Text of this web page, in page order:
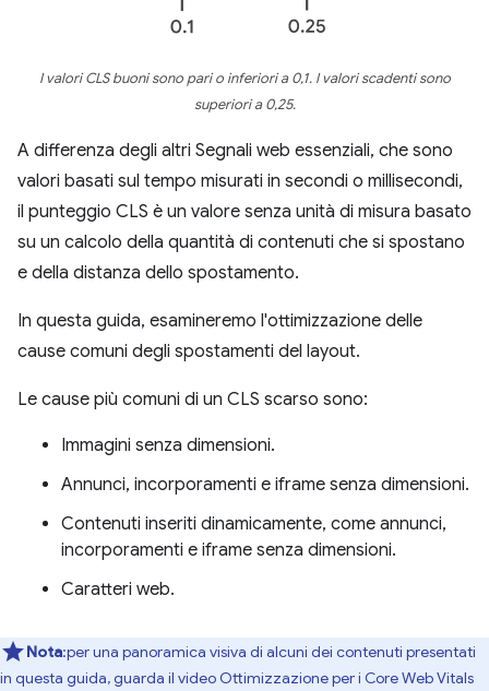
I valori CLS buoni sono pari o inferiori a 0,1. I valori scadenti sono
superiori a 0,25.
A differenza degli altri Segnali web essenziali, che sono
valori basati sul tempo misurati in secondi o millisecondi,
il punteggio CLS è un valore senza unità di misura basato
su un calcolo della quantità di contenuti che si spostano
e della distanza dello spostamento.
In questa guida, esamineremo l'ottimizzazione delle
cause comuni degli spostamenti del layout.
Le cause più comuni di un CLS scarso sono:
Immagini senza dimensioni.
Annunci, incorporamenti e iframe senza dimensioni.
Contenuti inseriti dinamicamente, come annunci,
incorporamenti e iframe senza dimensioni.
Caratteri web.
Nota:per una panoramica visiva di alcuni dei contenuti presentati
in questa guida, guarda il video Ottimizzazione per i Core Web Vitals